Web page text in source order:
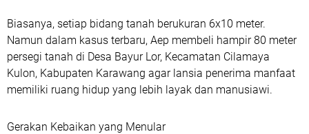
Biasanya, setiap bidang tanah berukuran 6x10 meter.
Namun dalam kasus terbaru, Aep membeli hampir 80 meter
persegi tanah di Desa Bayur Lor, Kecamatan Cilamaya
Kulon, Kabupaten Karawang agar lansia penerima manfaat
memiliki ruang hidup yang lebih layak dan manusiawi.
Gerakan Kebaikan yang Menular